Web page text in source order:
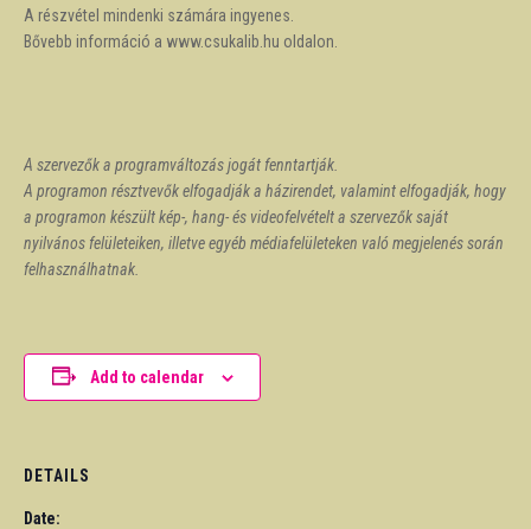
A részvétel mindenki számára ingyenes.
Bővebb információ a www.csukalib.hu oldalon.
A szervezők a programváltozás jogát fenntartják.
A programon résztvevők elfogadják a házirendet, valamint elfogadják, hogy
a programon készült kép-, hang- és videofelvételt a szervezők saját
nyilvános felületeiken, illetve egyéb médiafelületeken való megjelenés során
felhasználhatnak.
Add to calendar
DETAILS
Date: